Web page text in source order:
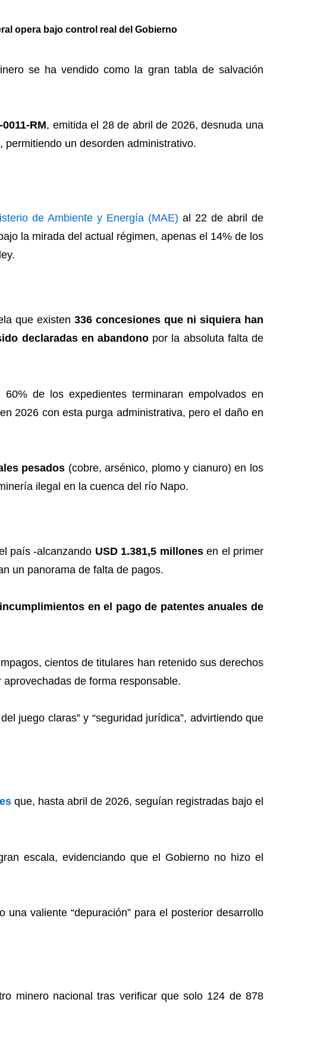
opera bajo control real del Gobierno
se ha vendido como la gran tabla de salvación
RM, emitida el 28 de abril de 2026, desnuda una
un desorden administrativo.
de Ambiente y Energía (MAE) al 22 de abril de
la mirada del actual régimen, apenas el 14% de los
que existen 336 concesiones que ni siquiera han
declaradas en abandonopor la absoluta falta de
de los expedientes terminaran empolvados en
2026 con esta purga administrativa, pero el daño en
pesados (cobre, arsénico, plomo y cianuro) en los
ilegal en la cuenca del río Napo.
país -alcanzando USD 1.381,5 millonesen el primer
un panorama de falta de pagos.
en el pago de patentes anuales de
cientos de titulares han retenido sus derechos
de forma responsable.
juego claras” y “seguridad jurídica”, advirtiendo que
que, hasta abril de 2026, seguían registradas bajo el
escala, evidenciando que el Gobierno no hizo el
valiente “depuración” para el posterior desarrollo
minero nacional tras verificar que solo 124 de 878